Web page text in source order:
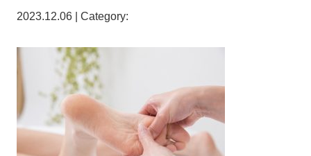
2023.12.06 | Category: